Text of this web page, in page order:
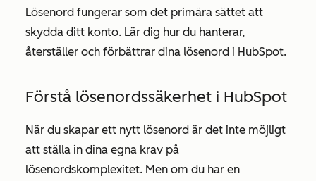
Lösenord fungerar som det primära sättet att
skydda ditt konto. Lär dig hur du hanterar,
återställer och förbättrar dina lösenord i HubSpot.
Förstå lösenordssäkerhet i HubSpot
När du skapar ett nytt lösenord är det inte möjligt
att ställa in dina egna krav på
lösenordskomplexitet. Men om du har en